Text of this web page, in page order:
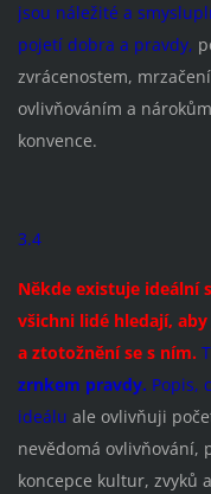
jsou náležité a
pojetí dobra a pravdy,
zvrácenostem,
ovlivňováním a
konvence.
3.4
Někde existuje ideální
všichni lidé hledají,
a ztotožnění se s ním.
zrnkem pravdy. Popis,
ideálu ale ovlivňuji
nevědomá ovlivňování,
koncepce kultur, zvyků